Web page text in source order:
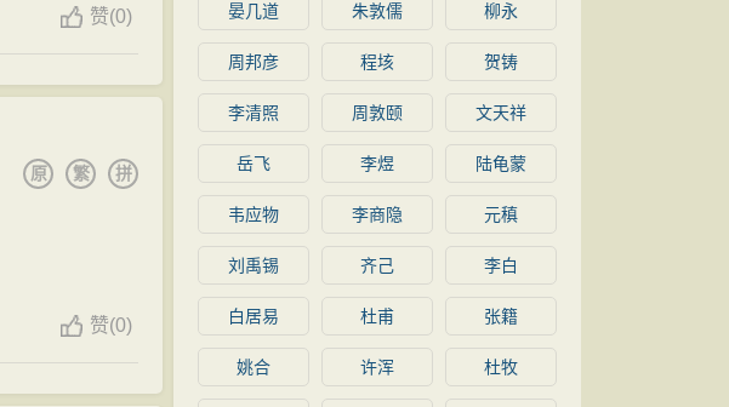
赞(0)
拼
繁
原
赞(0)
晏几道 朱敦儒 柳永
周邦彦 程垓 贺铸
李清照 周敦颐 文天祥
岳飞 李煜 陆龟蒙
韦应物 李商隐 元稹
刘禹锡 齐己 李白
白居易 杜甫 张籍
姚合 许浑 杜牧